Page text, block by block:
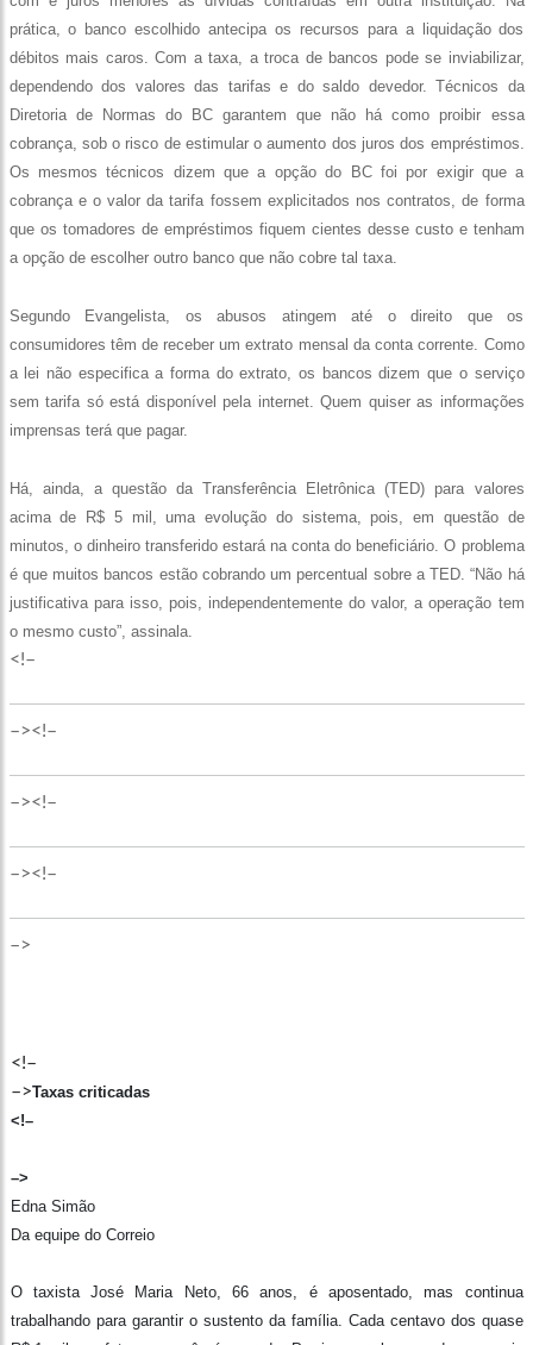
prática, o banco escolhido antecipa os recursos para a liquidação dos
débitos mais caros. Com a taxa, a troca de bancos pode se inviabilizar,
dependendo dos valores das tarifas e do saldo devedor. Técnicos da
Diretoria de Normas do BC garantem que não há como proibir essa
cobrança, sob o risco de estimular o aumento dos juros dos empréstimos.
Os mesmos técnicos dizem que a opção do BC foi por exigir que a
cobrança e o valor da tarifa fossem explicitados nos contratos, de forma
que os tomadores de empréstimos fiquem cientes desse custo e tenham
a opção de escolher outro banco que não cobre tal taxa.
Segundo Evangelista, os abusos atingem até o direito que os
consumidores têm de receber um extrato mensal da conta corrente. Como
a lei não especifica a forma do extrato, os bancos dizem que o serviço
sem tarifa só está disponível pela internet. Quem quiser as informações
imprensas terá que pagar.
Há, ainda, a questão da Transferência Eletrônica (TED) para valores
acima de R$ 5 mil, uma evolução do sistema, pois, em questão de
minutos, o dinheiro transferido estará na conta do beneficiário. O problema
é que muitos bancos estão cobrando um percentual sobre a TED. “Não há
justificativa para isso, pois, independentemente do valor, a operação tem
o mesmo custo”, assinala.
<!–
–><!–
–><!–
–><!–
–>
<!–
–>Taxas criticadas
<!–
–>
Edna Simão
Da equipe do Correio
O taxista José Maria Neto, 66 anos, é aposentado, mas continua
trabalhando para garantir o sustento da família. Cada centavo dos quase